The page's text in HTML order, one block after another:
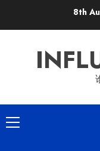
8th
Primary